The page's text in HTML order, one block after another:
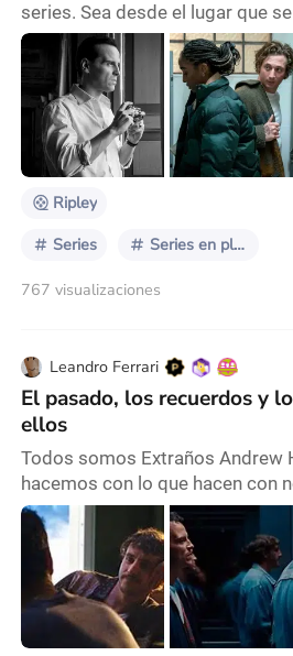
series. Sea desde el lugar que
más allá de las objeciones
diferentes), las series ocupan
dentro de la narrativa
Además, hace mucho que
Ingalls. A continuación,
lo largo del 2024. Bien podrían
Ripley
Series Series en plataformas
767 visualizaciones
Leandro Ferrari
El pasado, los recuerdos y
ellos
Todos somos Extraños Andrew
hacemos con lo que hacen con
cosas dejamos en el pasado?
somos extraños es un viaje
dijimos o que no supimos
más jóvenes. Aquellas
debemos tener. Una película
no dijimos. Cuando afrontamos